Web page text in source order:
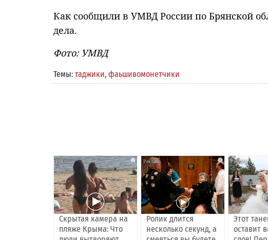
Как сообщили в УМВД России по Брянской
дела.
Фото: УМВД
Темы: таджики, фаьшивомонетчики
i
Скрытая камера на
пляже Крыма: Что
i
Ролик длится
несколько секунд, а
Этот
оставит